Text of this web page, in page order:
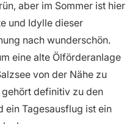
aber im Sommer ist hier
und Idylle dieser
nach wunderschön.
eine alte Ölförderanlage
von der Nähe zu
definitiv zu den
ein Tagesausflug ist ein